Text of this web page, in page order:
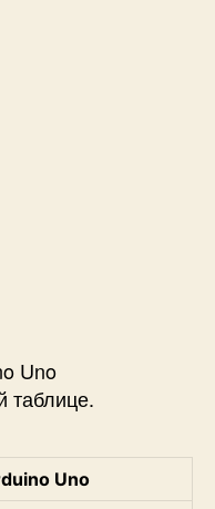
Uno
таблице.
Uno